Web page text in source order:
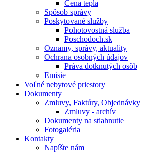
Cena tepla
Spôsob správy
Poskytované služby
Pohotovostná služba
Poschodoch.sk
Oznamy, správy, aktuality
Ochrana osobných údajov
Práva dotknutých osôb
Emisie
Voľné nebytové priestory
Dokumenty
Zmluvy, Faktúry, Objednávky
Zmluvy - archív
Dokumenty na stiahnutie
Fotogaléria
Kontakty
Napíšte nám